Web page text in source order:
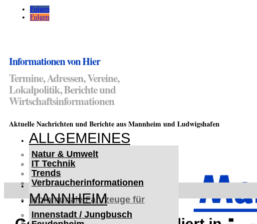
Folgen
Folgen
Informationen von Hier
Termine, Adressen, Vereine,
Lokalpolitik, Berichte und
Wirtschaftsinformationen
Aktuelle Nachrichten und Berichte aus Mannheim und Ludwigshafen
ALLGEMEINES
Natur & Umwelt
IT Technik
Trends
Verbraucherinformationen
MANNHEIM
Innenstadt / Jungbusch
< UKRAINE >
Kommunale Fahrzeuge für
Czernowitz
Nutzfahrzeuge für Czernowitz